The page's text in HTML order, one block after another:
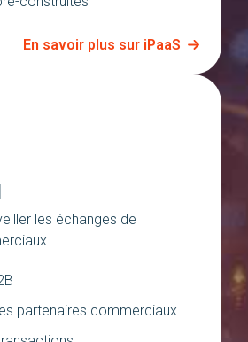
En savoir plus sur iPaaS
les échanges de
partenaires commerciaux